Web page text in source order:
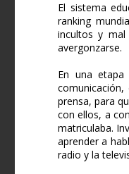
El sistema
ranking
incultos y
avergonzarse.
En una
prensa, para
con ellos, a
matriculaba.
aprender a
radio y la